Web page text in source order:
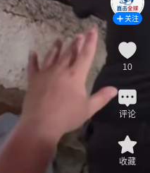
关注
10
评论
收藏